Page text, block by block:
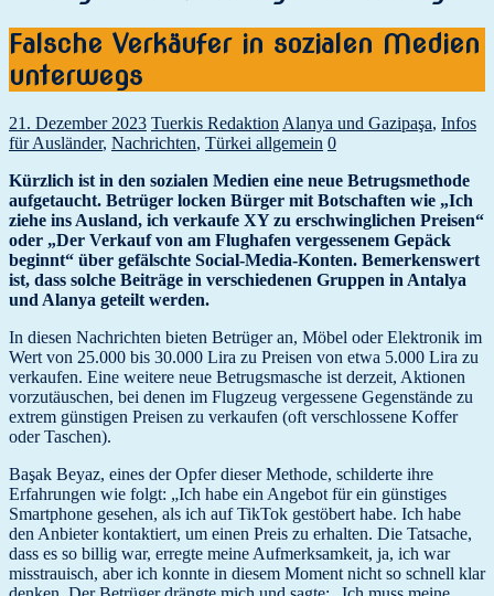
Falsche Verkäufer in sozialen Medien
unterwegs
21. Dezember 2023 Tuerkis Redaktion Alanya und Gazipaşa, Infos
für Ausländer, Nachrichten, Türkei allgemein 0
Kürzlich ist in den sozialen Medien eine neue Betrugsmethode
aufgetaucht. Betrüger locken Bürger mit Botschaften wie „Ich
ziehe ins Ausland, ich verkaufe XY zu erschwinglichen Preisen“
oder „Der Verkauf von am Flughafen vergessenem Gepäck
beginnt“ über gefälschte Social-Media-Konten. Bemerkenswert
ist, dass solche Beiträge in verschiedenen Gruppen in Antalya
und Alanya geteilt werden.
In diesen Nachrichten bieten Betrüger an, Möbel oder Elektronik im
Wert von 25.000 bis 30.000 Lira zu Preisen von etwa 5.000 Lira zu
verkaufen. Eine weitere neue Betrugsmasche ist derzeit, Aktionen
vorzutäuschen, bei denen im Flugzeug vergessene Gegenstände zu
extrem günstigen Preisen zu verkaufen (oft verschlossene Koffer
oder Taschen).
Başak Beyaz, eines der Opfer dieser Methode, schilderte ihre
Erfahrungen wie folgt: „Ich habe ein Angebot für ein günstiges
Smartphone gesehen, als ich auf TikTok gestöbert habe. Ich habe
den Anbieter kontaktiert, um einen Preis zu erhalten. Die Tatsache,
dass es so billig war, erregte meine Aufmerksamkeit, ja, ich war
misstrauisch, aber ich konnte in diesem Moment nicht so schnell klar